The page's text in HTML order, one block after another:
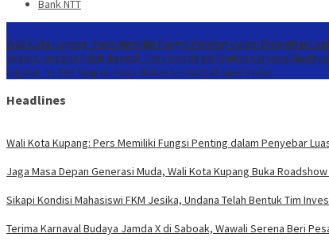
Bank NTT
Wali Kota Kupang: Pers Memiliki Fungsi Penting dalam Penyebar
Jesika, Undana Telah Bentuk Tim Investigasi Terima Karnaval
Digelar, 51 Tim Siap Berlaga dalam Semangat Sportivitas
Headlines
Wali Kota Kupang: Pers Memiliki Fungsi Penting dalam Penyebar
Jaga Masa Depan Generasi Muda, Wali Kota Kupang Buka Roadshow
Sikapi Kondisi Mahasiswi FKM Jesika, Undana Telah Bentuk Tim
Terima Karnaval Budaya Jamda X di Saboak, Wawali Serena Beri